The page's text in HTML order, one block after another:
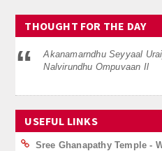
THOUGHT FOR THE DAY
Akanamarndhu Seyyaal
Nalvirundhu Ompuvaan Il
USEFUL LINKS
Sree Ghanapathy Temple -